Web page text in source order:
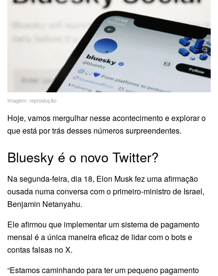
Imagem: reprodução
Hoje, vamos mergulhar nesse acontecimento e explorar o
que está por trás desses números surpreendentes.
Bluesky é o novo Twitter?
Na segunda-feira, dia 18, Elon Musk fez uma afirmação
ousada numa conversa com o primeiro-ministro de Israel,
Benjamin Netanyahu.
Ele afirmou que implementar um sistema de pagamento
mensal é a única maneira eficaz de lidar com o bots e
contas falsas no X.
“Estamos caminhando para ter um pequeno pagamento